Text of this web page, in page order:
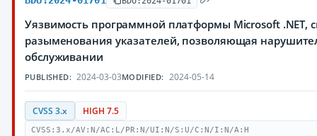
Уязвимость программной платформы Microsoft .NET,
разыменования указателей, позволяющая
обслуживании
PUBLISHED: 2024-03-03MODIFIED: 2024-05-14
CVSS 3.x HIGH 7.5
CVSS:3.x/AV:N/AC:L/PR:N/UI:N/S:U/C:N/I:N/A:H